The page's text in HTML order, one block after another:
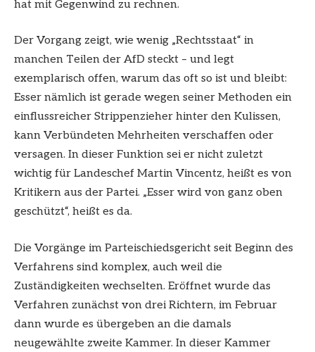
hat mit Gegenwind zu rechnen.
Der Vorgang zeigt, wie wenig „Rechtsstaat“ in
manchen Teilen der AfD steckt – und legt
exemplarisch offen, warum das oft so ist und bleibt:
Esser nämlich ist gerade wegen seiner Methoden ein
einflussreicher Strippenzieher hinter den Kulissen,
kann Verbündeten Mehrheiten verschaffen oder
versagen. In dieser Funktion sei er nicht zuletzt
wichtig für Landeschef Martin Vincentz, heißt es von
Kritikern aus der Partei. „Esser wird von ganz oben
geschützt“, heißt es da.
Die Vorgänge im Parteischiedsgericht seit Beginn des
Verfahrens sind komplex, auch weil die
Zuständigkeiten wechselten. Eröffnet wurde das
Verfahren zunächst von drei Richtern, im Februar
dann wurde es übergeben an die damals
neugewählte zweite Kammer. In dieser Kammer